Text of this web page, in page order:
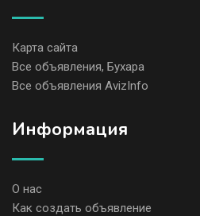
Карта сайта
Все объявления, Бухара
Все объявления AvizInfo
Информация
О нас
Как создать объявление